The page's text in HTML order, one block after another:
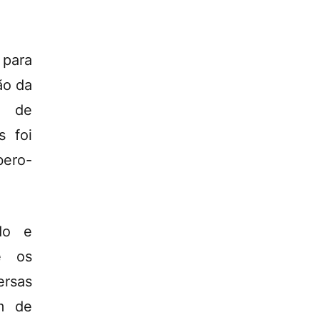
da
de
foi
e
os
de